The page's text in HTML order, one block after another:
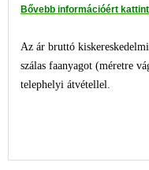
Bővebb információért
Az ár bruttó
szálas faanyagot (méretre
telephelyi átvétellel.